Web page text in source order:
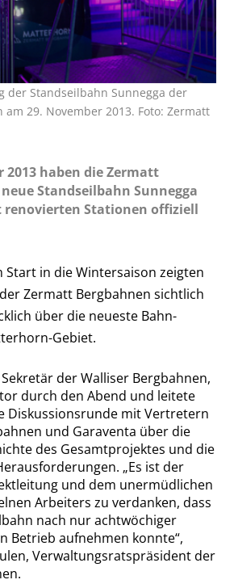
der Standseilbahn Sunnegga der
29. November 2013. Foto: Zermatt
2013 haben die Zermatt
Standseilbahn Sunnegga
Stationen offiziell
Start in die Wintersaison zeigten
Zermatt Bergbahnen sichtlich
über die neueste Bahn-
Gebiet.
der Walliser Bergbahnen,
durch den Abend und leitete
Diskussionsrunde mit Vertretern
und Garaventa über die
des Gesamtprojektes und die
„Es ist der
und dem unermüdlichen
Arbeiters zu verdanken, dass
nach nur achtwöchiger
Betrieb aufnehmen konnte“,
Verwaltungsratspräsident der